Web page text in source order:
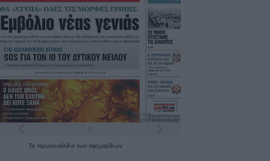
Τα πρωτοσέλιδατων εφημερίδων